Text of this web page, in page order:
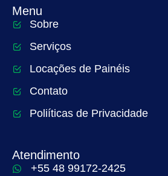
Menu
Sobre
Serviços
Locações de Painéis
Contato
Poliíticas de Privacidade
Atendimento
+55 48 99172-2425